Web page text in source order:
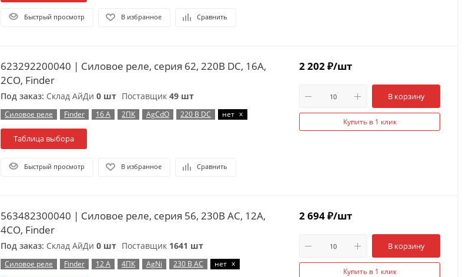
Быстрый просмотр В избранное Сравнить
623292200040 | Силовое реле, серия 62, 220В DC, 16A,
2CO, Finder
Под заказ: Склад АйДи 0 шт Поставщик 49 шт
Силовое реле Finder 16 А 2ПК AgCdO 220 В DC нет x
Таблица выбора
Быстрый просмотр В избранное Сравнить
2 202₽/шт
В корзину
Купить в 1 клик
563482300040 | Силовое реле, серия 56, 230В AC, 12А,
4CO, Finder
Под заказ: Склад АйДи 0 шт Поставщик 1641 шт
Силовое реле Finder 12 А 4ПК AgNi 230 В AC нет x
2 694₽/шт
В корзину
Купить в 1 клик